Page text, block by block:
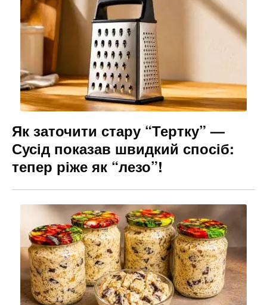
Як заточити стару “Тертку” —
Сусід показав швидкий спосіб:
тепер ріже як “лезо”!